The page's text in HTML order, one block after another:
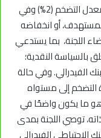
تُحدد اللجنة الفيدرالية هدفًا لمعدل التضخم (2%) وفي
أو انخفاضه
اللجنة، بما يستدعي
بالسياسة النقدية؛
الفيدرالي. وفي حالة
إلى مستواه
ما يكون واضحًا في
توصي اللجنة بمدى